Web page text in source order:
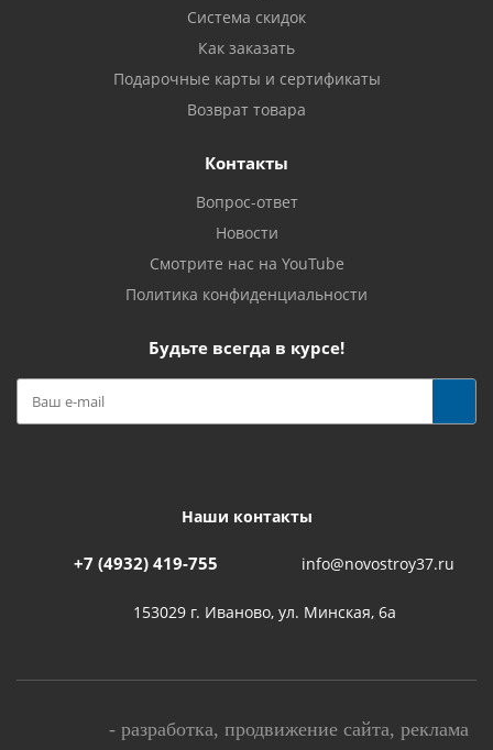
Система скидок
Как заказать
Подарочные карты и сертификаты
Возврат товара
Контакты
Вопрос-ответ
Новости
Смотрите нас на YouTube
Политика конфиденциальности
Будьте всегда в курсе!
Наши контакты
+7 (4932) 419-755 info@novostroy37.ru
153029 г. Иваново, ул. Минская, 6а
- разработка, продвижение сайта, реклама